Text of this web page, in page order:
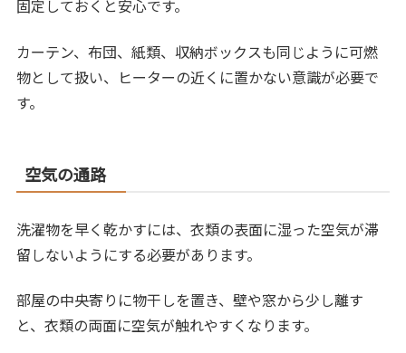
固定しておくと安心です。
カーテン、布団、紙類、収納ボックスも同じように可燃
物として扱い、ヒーターの近くに置かない意識が必要で
す。
空気の通路
洗濯物を早く乾かすには、衣類の表面に湿った空気が滞
留しないようにする必要があります。
部屋の中央寄りに物干しを置き、壁や窓から少し離す
と、衣類の両面に空気が触れやすくなります。